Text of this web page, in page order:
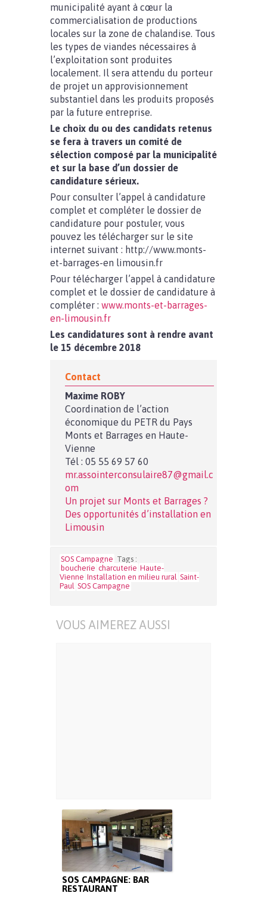
municipalité ayant à cœur la
commercialisation de productions
locales sur la zone de chalandise. Tous
les types de viandes nécessaires à
l’exploitation sont produites
localement. Il sera attendu du porteur
de projet un approvisionnement
substantiel dans les produits proposés
par la future entreprise.
Le choix du ou des candidats retenus
se fera à travers un comité de
sélection composé par la municipalité
et sur la base d’un dossier de
candidature sérieux.
Pour consulter l’appel à candidature
complet et compléter le dossier de
candidature pour postuler, vous
pouvez les télécharger sur le site
internet suivant : http://www.monts-
et-barrages-en limousin.fr
Pour télécharger l’appel à candidature
complet et le dossier de candidature à
compléter : www.monts-et-barrages-
en-limousin.fr
Les candidatures sont à rendre avant
le 15 décembre 2018
Contact
Maxime ROBY
Coordination de l’action
économique du PETR du Pays
Monts et Barrages en Haute-
Vienne
Tél : 05 55 69 57 60
mr.assointerconsulaire87@gmail.c
om
Un projet sur Monts et Barrages ?
Des opportunités d’installation en
Limousin
SOS Campagne Tags :
boucherie charcuterie Haute-
Vienne Installation en milieu rural Saint-
Paul SOS Campagne
VOUS AIMEREZ AUSSI
SOS CAMPAGNE: BAR
RESTAURANT